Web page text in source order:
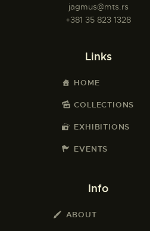
jagmus@mts.rs
+381 35 823 1328
Links
HOME
COLLECTIONS
EXHIBITIONS
EVENTS
Info
ABOUT